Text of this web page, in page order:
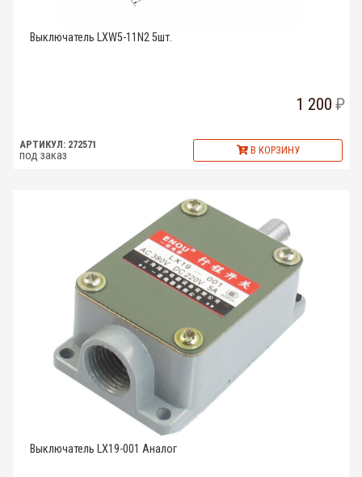
Выключатель LXW5-11N2 5шт.
1 200
АРТИКУЛ: 272571
под заказ В КОРЗИНУ
Выключатель LX19-001 Аналог